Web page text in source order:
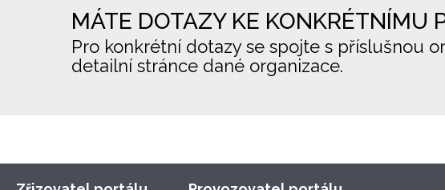
MÁTE DOTAZY KE KONKRÉTNÍMU
Pro konkrétní dotazy se spojte s příslušnou
detailní stránce dané organizace.